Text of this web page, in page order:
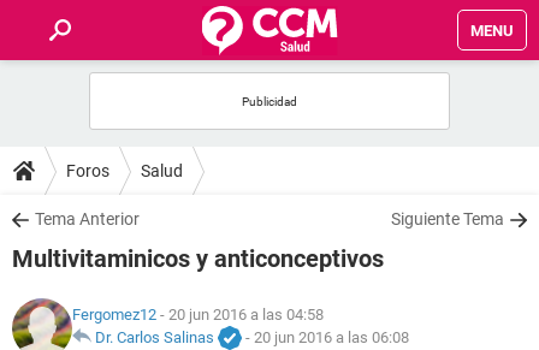
MENU
FOROS
SALUD
NUTRICIÓN
Foros Salud
Tema Anterior Siguiente Tema
Multivitaminicos y anticonceptivos
Fergomez12 - 20 jun 2016 a las 04:58
Dr. Carlos Salinas
- 20 jun 2016 a las 06:08